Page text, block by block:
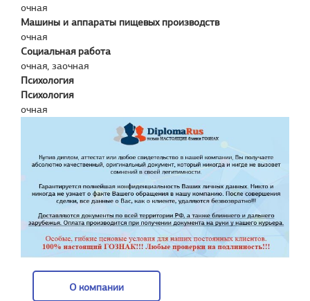
очная
Машины и аппараты пищевых производств
очная
Социальная работа
очная, заочная
Психология
Психология
очная
О компании